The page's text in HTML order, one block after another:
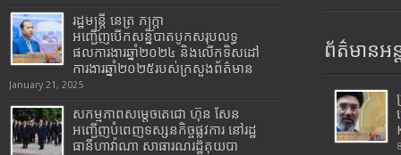
រដ្ឋមន្រ្តី​ នេត្រ​ ភក្ត្រា​
អញ្ជើញបើកសន្និបាតបូកសរុបលទ្ធ
ផលការងារឆ្នាំ២០២៤ និងលើកទិសដៅ
ការងារឆ្នាំ២០២៥របស់​ក្រសួង​ព័ត៌មាន​
January 21, 2025
សកម្មភាពសម្តេចតេជោ ហ៊ុន សែន
អញ្ជើញបំពេញទស្សនកិច្ចផ្លូវការ នៅរដ្ឋ
ធានីហាវ៉ាណា សាធារណរដ្ឋគុយបា
ព័ត៌មានអន្